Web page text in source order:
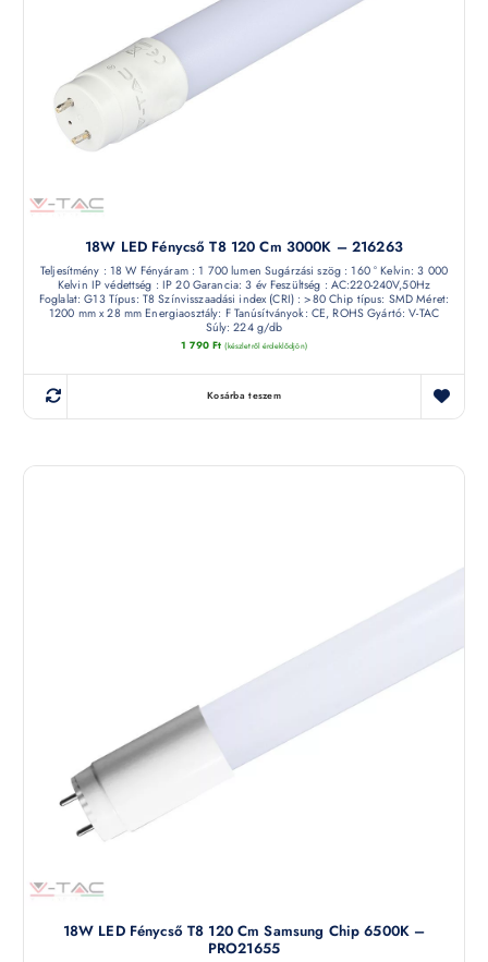
18W LED Fénycső T8 120 Cm 3000K – 216263
Teljesítmény : 18 W Fényáram : 1 700 lumen Sugárzási szög : 160 ° Kelvin: 3 000
Kelvin IP védettség : IP 20 Garancia: 3 év Feszültség : AC:220-240V,50Hz
Foglalat: G13 Típus: T8 Színvisszaadási index (CRI) : >80 Chip típus: SMD Méret:
1200 mm x 28 mm Energiaosztály: F Tanúsítványok: CE, ROHS Gyártó: V-TAC
Súly: 224 g/db
1 790 Ft (készletről érdeklődjön)
Kosárba teszem
18W LED Fénycső T8 120 Cm Samsung Chip 6500K –
PRO21655